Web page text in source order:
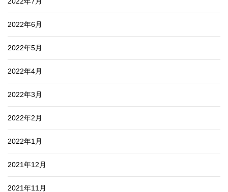
2022年6月
2022年5月
2022年4月
2022年3月
2022年2月
2022年1月
2021年12月
2021年11月